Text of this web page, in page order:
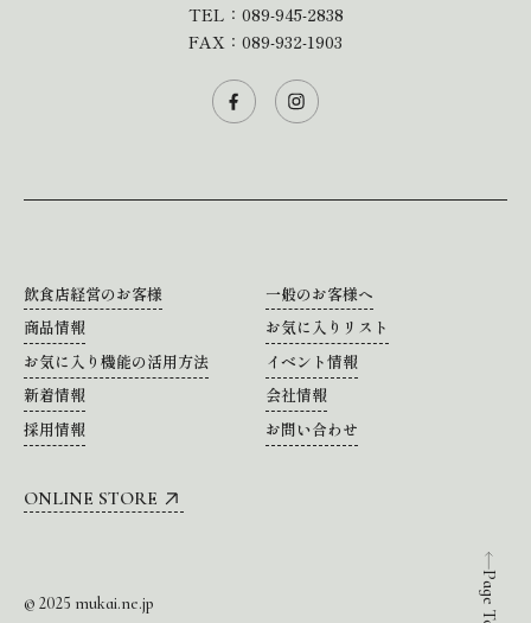
Page Top
TEL： 089-945-2838
FAX：089-932-1903
飲食店経営のお客様
一般のお客様へ
商品情報
お気に入りリスト
お気に入り機能の活用方法
イベント情報
新着情報
会社情報
採用情報
お問い合わせ
ONLINE STORE
© 2025 mukai.ne.jp